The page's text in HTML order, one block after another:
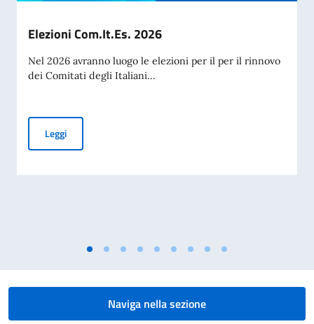
Elezioni Com.It.Es. 2026
Nel 2026 avranno luogo le elezioni per il per il rinnovo
dei Comitati degli Italiani...
LeggiElezioni Com.It.Es. 2026
Naviga nella sezione